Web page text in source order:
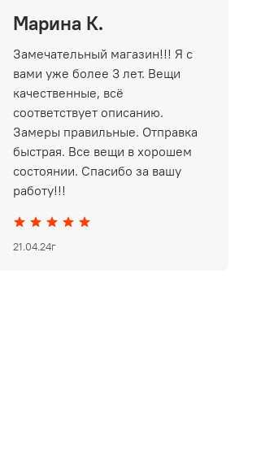
Марина К.
Замечательный магазин!!! Я с
вами уже более 3 лет. Вещи
качественные, всё
соответствует описанию.
Замеры правильные. Отправка
быстрая. Все вещи в хорошем
состоянии. Спасибо за вашу
работу!!!
21.04.24г